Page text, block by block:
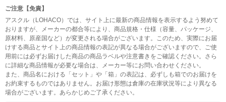
ご注意【免責】
アスクル（LOHACO）では、サイト上に最新の商品情報を表示するよう努めて
おりますが、メーカーの都合等により、商品規格・仕様（容量、パッケージ、
原材料、原産国など）が変更される場合がございます。このため、実際にお届
けする商品とサイト上の商品情報の表記が異なる場合がございますので、ご使
用前には必ずお届けした商品の商品ラベルや注意書きをご確認ください。さら
に詳細な商品情報が必要な場合は、メーカー等にお問い合わせください。
また、商品名における「セット」や「箱」の表記は、必ずしも箱でのお届けを
お約束するものではありません。お届け形態は倉庫の在庫状況等により異なる
場合がございます。あらかじめご了承ください。